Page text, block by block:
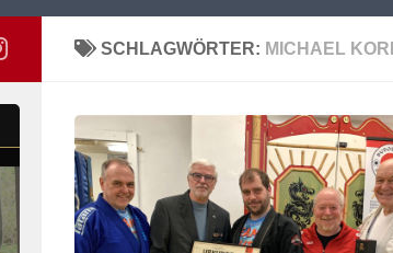
SCHLAGWÖRTER: MICHAEL